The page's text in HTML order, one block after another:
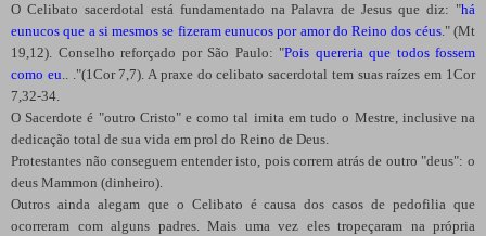
O Celibato sacerdotal está fundamentado na Palavra de Jesus que diz: "há
eunucos que a si mesmos se fizeram eunucos por amor do Reino dos céus." (Mt
19,12). Conselho reforçado por São Paulo: "Pois quereria que todos fossem
como eu .. ."(1Cor 7,7). A praxe do celibato sacerdotal tem suas raízes em 1Cor
7,32-34.
O Sacerdote é "outro Cristo" e como tal imita em tudo o Mestre, inclusive na
dedicação total de sua vida em prol do Reino de Deus.
Protestantes não conseguem entender isto, pois correm atrás de outro "deus": o
deus Mammon (dinheiro).
Outros ainda alegam que o Celibato é causa dos casos de pedofilia que
ocorreram com alguns padres. Mais uma vez eles tropeçaram na própria